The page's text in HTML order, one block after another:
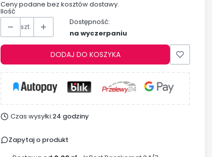
Ceny podane bez kosztów dostawy.
Ilość
szt.
Dostępność:
na wyczerpaniu
DODAJ DO KOSZYKA
Czas wysyłki:24 godziny
Zapytaj o produkt